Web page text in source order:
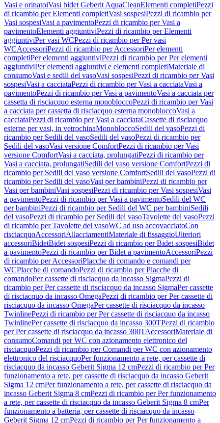
Vasi e orinatoiVasi bidet Geberit AquaCleanElementi completiPezzi
di ricambio per Elementi completiVasi sospesiPezzi di ricambio per
Vasi sospesiVasi a pavimentoPezzi di ricambio per Vasi a
pavimentoElementi aggiuntiviPezzi di ricambio per Elementi
aggiuntiviPer vasi WCPezzi di ricambio per Per vasi
WCAccessoriPezzi di ricambio per AccessoriPer elementi
completiPer elementi aggiuntiviPezzi di ricambio per Per elementi
aggiuntiviPer elementi aggiuntivi e elementi completiMateriale di
consumoVasi e sedili del vasoVasi sospesiPezzi di ricambio per Vasi
sospesiVasi a cacciataPezzi di ricambio per Vasi a cacciataVasi a
pavimentoPezzi di ricambio per Vasi a pavimentoVasi a cacciata per
cassetta di risciacquo esterna monobloccoPezzi di ricambio per Vasi
a cacciata per cassetta di risciacquo esterna monobloccoVasi a
cacciataPezzi di ricambio per Vasi a cacciataCassette di risciacquo
esterne per vasi, in vetrochinaMonobloccoSedili del vasoPezzi di
ricambio per Sedili del vasoSedili del vasoPezzi di ricambio per
Sedili del vasoVasi versione ComfortPezzi di ricambio per Vasi
versione ComfortVasi a cacciata, prolungatiPezzi di ricambio per
Vasi a cacciata, prolungatiSedili del vaso versione ComfortPezzi di
ricambio per Sedili del vaso versione ComfortSedili del vasoPezzi di
ricambio per Sedili del vasoVasi per bambiniPezzi di ricambio per
Vasi per bambiniVasi sospesiPezzi di ricambio per Vasi sospesiVasi
a pavimentoPezzi di ricambio per Vasi a pavimentoSedili del WC
per bambiniPezzi di ricambio per Sedili del WC per bambiniSedili
del vasoPezzi di ricambio per Sedili del vasoTavolette del vasoPezzi
di ricambio per Tavolette del vasoWC ad uso accovacciatoCon
risciacquoAccessoriAllacciamentiMateriale di fissaggioUlteriori
accessoriBidetBidet sospesiPezzi di ricambio per Bidet sospesiBidet
a pavimentoPezzi di ricambio per Bidet a pavimentoAccessoriPezzi
di ricambio per AccessoriPlacche di comando e comandi per
WCPlacche di comandoPezzi di ricambio per Placche di
comandoPer cassette di risciacquo da incasso SigmaPezzi di
ricambio per Per cassette di risciacquo da incasso SigmaPer cassette
di risciacquo da incasso OmegaPezzi di ricambio per Per cassette di
risciacquo da incasso OmegaPer cassette di risciacquo da incasso
TwinlinePezzi di ricambio per Per cassette di risciacquo da incasso
TwinlinePer cassette di risciacquo da incasso 300TPezzi di ricambio
per Per cassette di risciacquo da incasso 300TAccessoriMateriale di
consumoComandi per WC con azionamento elettronico del
risciacquoPezzi di ricambio per Comandi per WC con azionamento
elettronico del risciacquoPer funzionamento a rete, per cassette di
risciacquo da incasso Geberit Sigma 12 cmPezzi di ricambio per Per
funzionamento a rete, per cassette di risciacquo da incasso Geberit
Sigma 12 cmPer funzionamento a rete, per cassette di risciacquo da
incasso Geberit Sigma 8 cmPezzi di ricambio per Per funzionamento
a rete, per cassette di risciacquo da incasso Geberit Sigma 8 cmPer
funzionamento a batteria, per cassette di risciacquo da incasso
Geberit Sigma 12 cmPezzi di ricambio per Per funzionamento a